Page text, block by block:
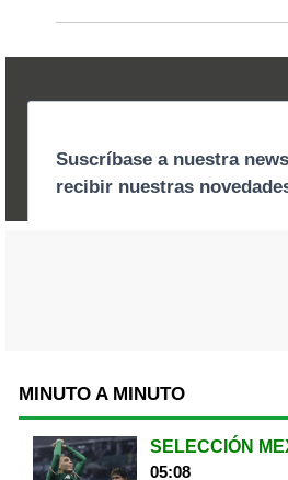
MINUTO A MINUTO
SELECCIÓN
05:08